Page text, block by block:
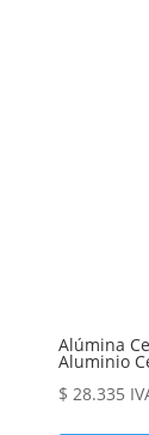
Alúmina
Aluminio
$ 28.335